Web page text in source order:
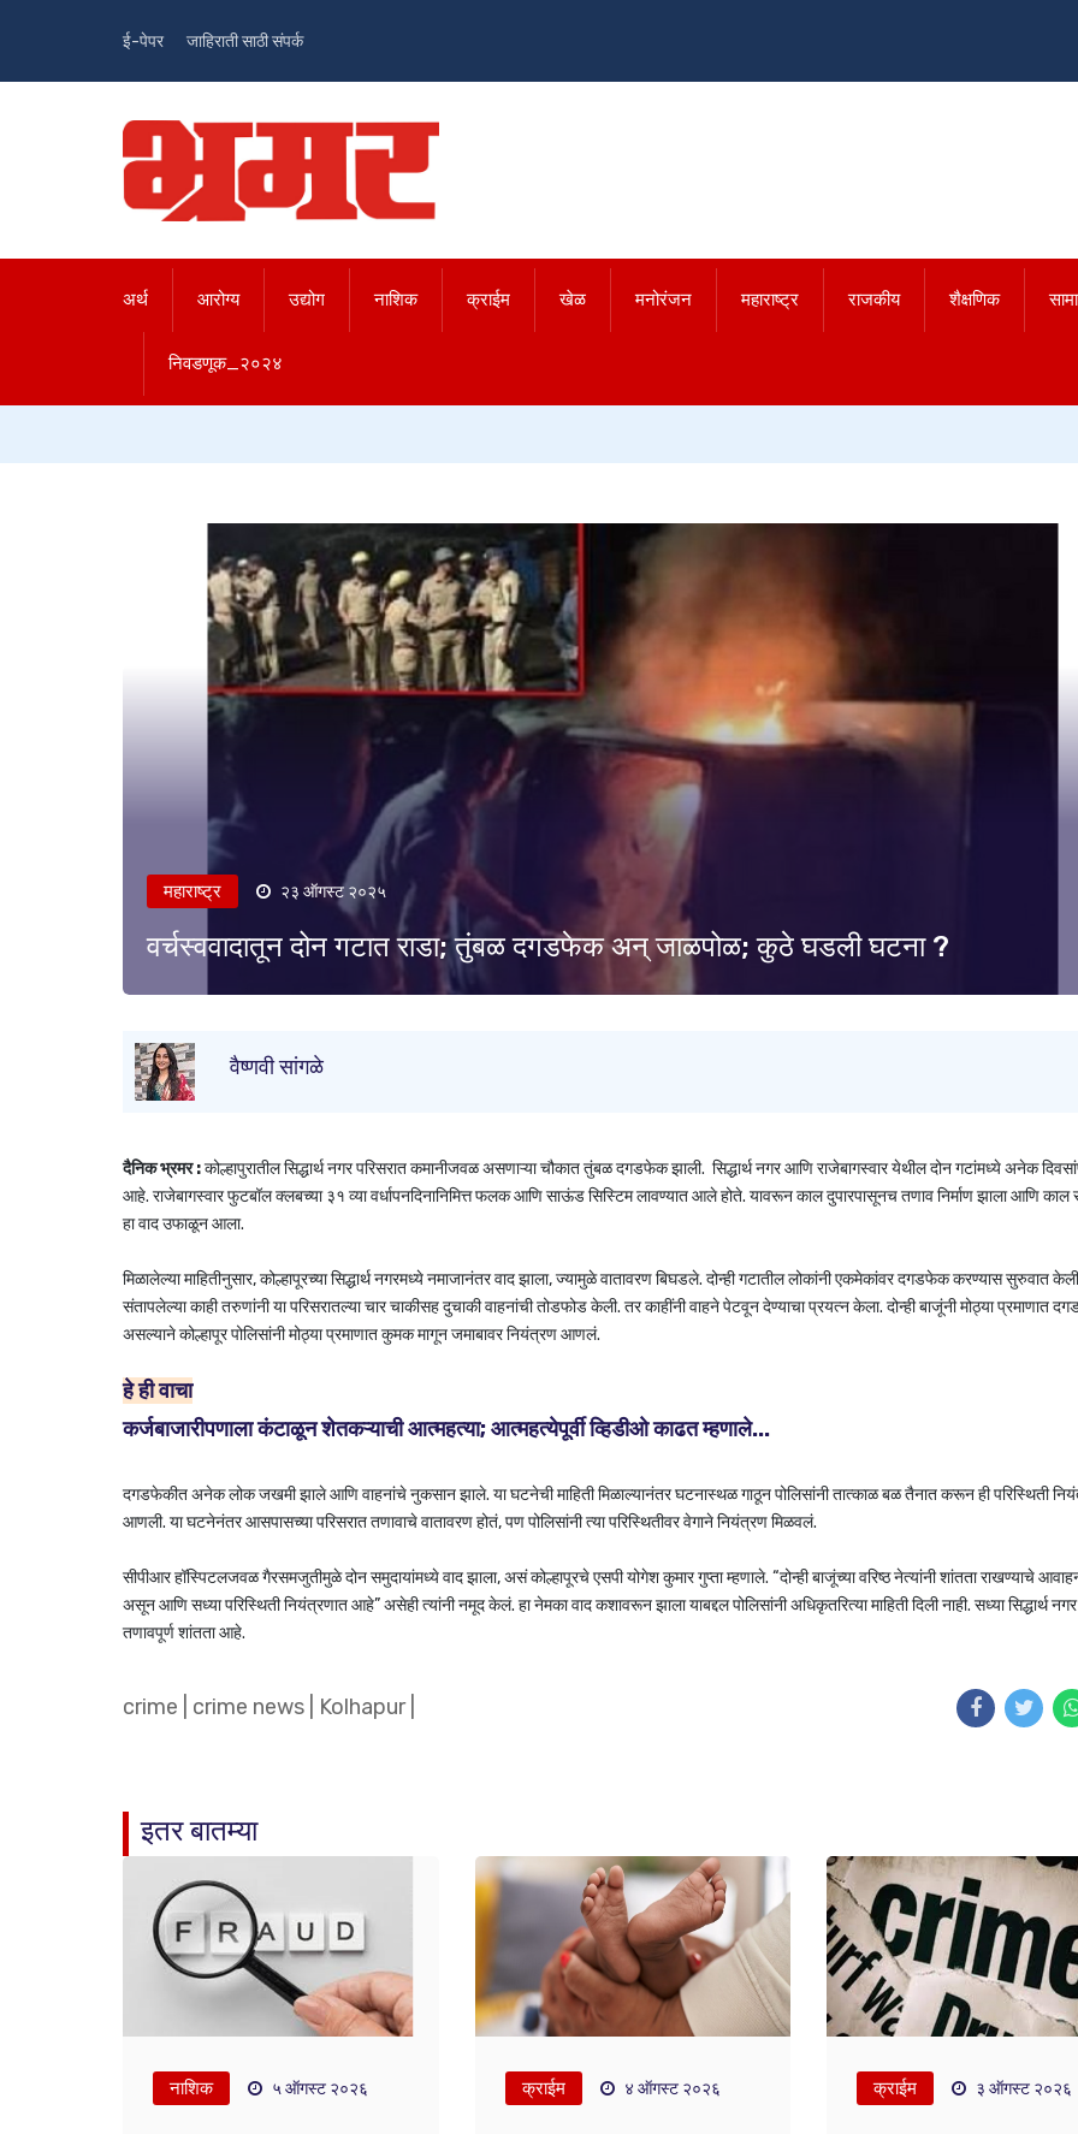
ई-पेपर जाहिराती साठी संपर्क
अर्थ आरोग्य उद्योग नाशिक क्राईम खेळ मनोरंजन महाराष्ट्र राजकीय शैक्षणिक
निवडणूक_२०२४
महाराष्ट्र २३ ऑगस्ट २०२५
वर्चस्ववादातून दोन गटात राडा; तुंबळ दगडफेक अन् जाळपोळ; कुठे घडली घटना ?
वैष्णवी सांगळे
दैनिक भ्रमर :कोल्हापुरातील सिद्धार्थ नगर परिसरात कमानीजवळ असणाऱ्या चौकात तुंबळ दगडफेक झाली. सिद्धार्थ नगर आणि राजेबागस्वार येथील दोन गटांमध्ये अनेक
आहे. राजेबागस्वार फुटबॉल क्लबच्या ३१ व्या वर्धापनदिनानिमित्त फलक आणि साऊंड सिस्टिम लावण्यात आले होते. यावरून काल दुपारपासूनच तणाव निर्माण झाला आणि काल
हा वाद उफाळून आला.
मिळालेल्या माहितीनुसार, कोल्हापूरच्या सिद्धार्थ नगरमध्ये नमाजानंतर वाद झाला, ज्यामुळे वातावरण बिघडले. दोन्ही गटातील लोकांनी एकमेकांवर दगडफेक करण्यास सुरुवात
संतापलेल्या काही तरुणांनी या परिसरातल्या चार चाकीसह दुचाकी वाहनांची तोडफोड केली. तर काहींनी वाहने पेटवून देण्याचा प्रयत्न केला. दोन्ही बाजूंनी मोठ्या प्रमाणात
असल्याने कोल्हापूर पोलिसांनी मोठ्या प्रमाणात कुमक मागून जमाबावर नियंत्रण आणलं.
हे ही वाचा
कर्जबाजारीपणाला कंटाळून शेतकऱ्याची आत्महत्या; आत्महत्येपूर्वी व्हिडीओ काढत म्हणाले...
दगडफेकीत अनेक लोक जखमी झाले आणि वाहनांचे नुकसान झाले. या घटनेची माहिती मिळाल्यानंतर घटनास्थळ गाठून पोलिसांनी तात्काळ बळ तैनात करून ही परिस्थिती
आणली. या घटनेनंतर आसपासच्या परिसरात तणावाचे वातावरण होतं, पण पोलिसांनी त्या परिस्थितीवर वेगाने नियंत्रण मिळवलं.
सीपीआर हॉस्पिटलजवळ गैरसमजुतीमुळे दोन समुदायांमध्ये वाद झाला, असं कोल्हापूरचे एसपी योगेश कुमार गुप्ता म्हणाले. “दोन्ही बाजूंच्या वरिष्ठ नेत्यांनी शांतता राखण्याचे
असून आणि सध्या परिस्थिती नियंत्रणात आहे” असेही त्यांनी नमूद केलं. हा नेमका वाद कशावरून झाला याबद्दल पोलिसांनी अधिकृतरित्या माहिती दिली नाही. सध्या सिद्धार्थ
तणावपूर्ण शांतता आहे.
crime crime news Kolhapur|
इतर बातम्या
नाशिक ५ ऑगस्ट २०२६ क्राईम ४ ऑगस्ट २०२६ क्राईम ३ ऑगस्ट २०२६